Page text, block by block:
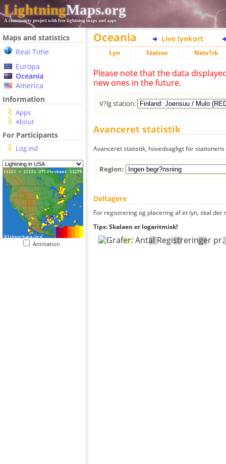
LightningMaps.org
A community project with free lightning maps and apps
Maps and statistics
Real Time
Europa
Oceania
America
Information
Apps
About
For Participants
Log ind
Animation
Oceania Live lynkort
Lyn Station Netv?rk
Please note that the data
new ones in the future.
V?lg station:
Avanceret statistik
Avanceret statistik, hovedsagligt for
Region:
Deltagere
For registrering og placering af et lyn, skal
Tips: Skalaen er logaritmisk!